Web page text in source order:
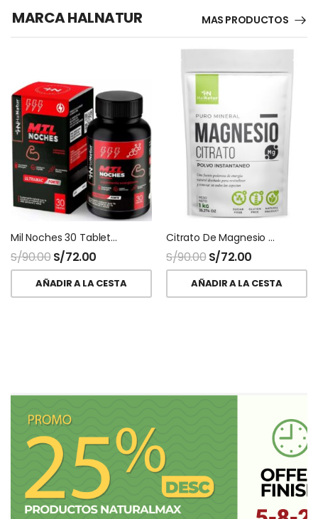
MARCA HALNATUR MAS PRODUCTOS
Mil Noches 30 Tabletas HNhalnatur
S/90.00 S/72.00
AÑADIR A LA CESTA
Citrato De Magnesio Halnatur Doypack
S/90.00 S/72.00
AÑADIR A LA CESTA